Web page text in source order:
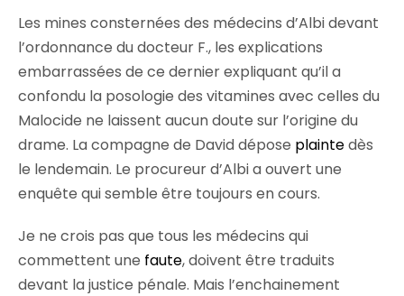
Les mines consternées des médecins d’Albi devant
l’ordonnance du docteur F., les explications
embarrassées de ce dernier expliquant qu’il a
confondu la posologie des vitamines avec celles du
Malocide ne laissent aucun doute sur l’origine du
drame. La compagne de David dépose plaintedès
le lendemain. Le procureur d’Albi a ouvert une
enquête qui semble être toujours en cours.
Je ne crois pas que tous les médecins qui
commettent une faute, doivent être traduits
devant la justice pénale. Mais l’enchainement